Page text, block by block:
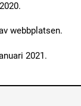
webbplatsen.
2021.